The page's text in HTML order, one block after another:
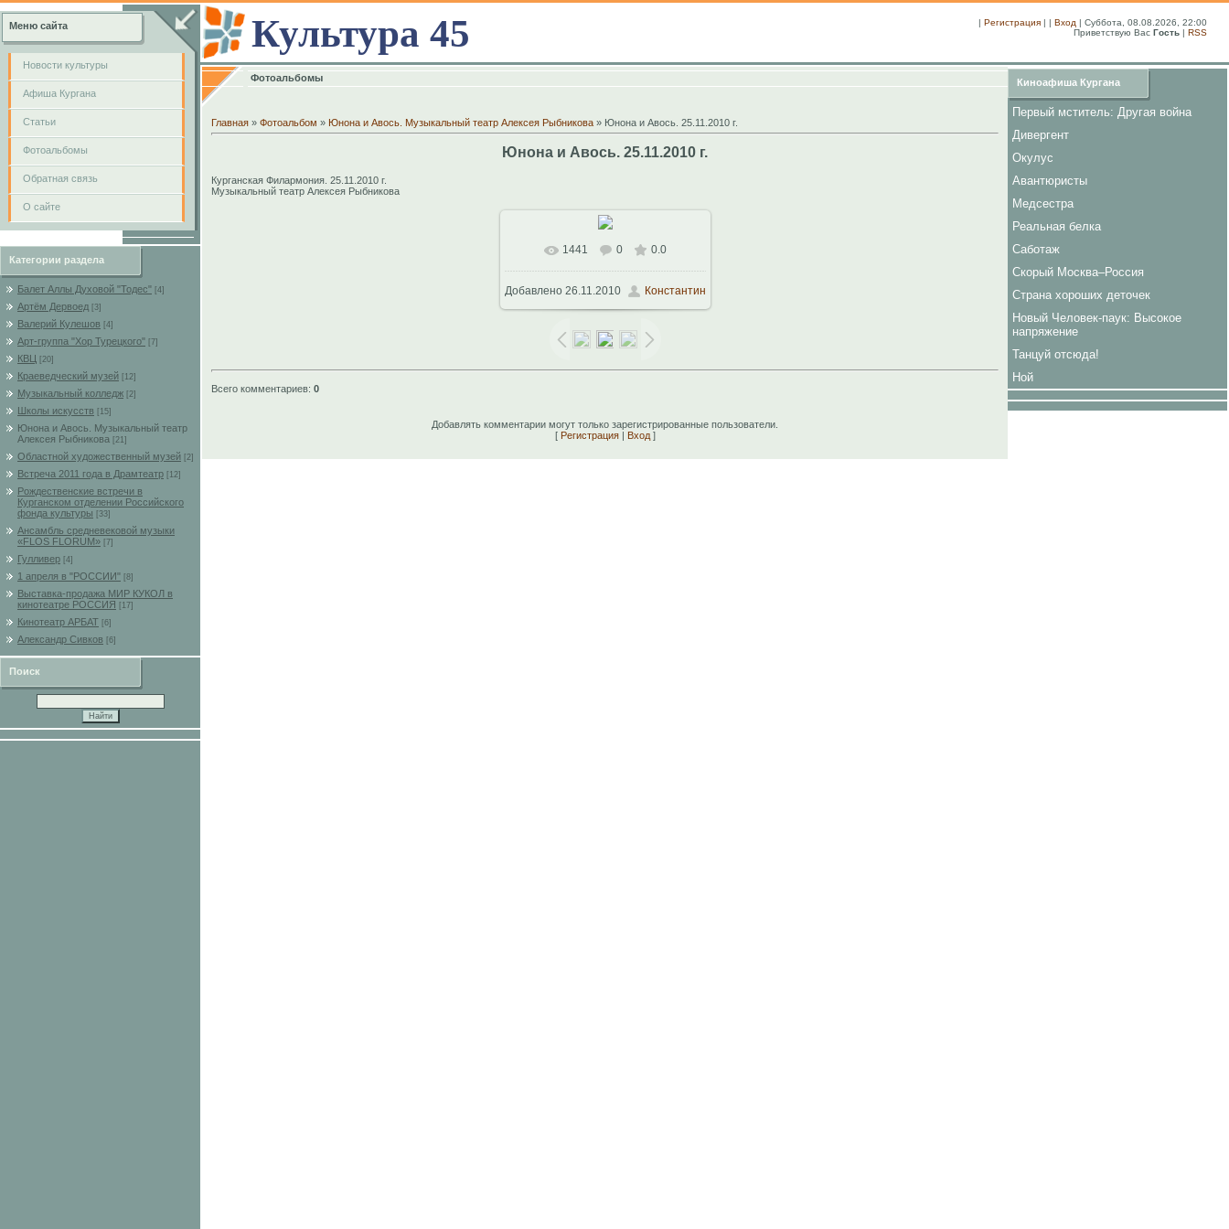
Меню сайта
Новости культуры
Афиша Кургана
Cтатьи
Фотоальбомы
Обратная связь
О сайте
Категории раздела
Балет Аллы Духовой "Тодес" [4]
Артём Дервоед [3]
Валерий Кулешов [4]
Арт-группа "Хор Турецкого" [7]
КВЦ [20]
Краеведческий музей [12]
Музыкальный колледж [2]
Школы искусств [15]
Юнона и Авось. Музыкальный театр
Алексея Рыбникова
[21]
Областной художественный музей [2]
Встреча 2011 года в Драмтеатр [12]
Рождественские встречи в
Курганском отделении Российского
фонда культуры
[33]
Ансамбль средневековой музыки
«FLOS FLORUM» [7]
Гулливер [4]
1 апреля в "РОССИИ" [8]
Выставка-продажа МИР КУКОЛ в
кинотеатре РОССИЯ
[17]
Кинотеатр АРБАТ [6]
Александр Сивков [6]
Поиск
Культура 45 | Регистрация | | Вход | Суббота, 08.08.2026, 22:00
Приветствую Вас Гость | RSS
Фотоальбомы
Главная » Фотоальбом » Юнона и Авось. Музыкальный театр Алексея Рыбникова » Юнона и Авось. 25.11.2010 г.
Юнона и Авось. 25.11.2010 г.
Курганская Филармония. 25.11.2010 г.
Музыкальный театр Алексея Рыбникова
В реальном размере 1024x768
222.6Kb
1441 0 0.0
Добавлено26.11.2010 Константин
Всего комментариев: 0
Добавлять комментарии могут только зарегистрированные пользователи.
[ Регистрация| Вход]
Киноафиша Кургана
Первый мститель: Другая война
Дивергент
Окулус
Авантюристы
Медсестра
Реальная белка
Саботаж
Скорый Москва–Россия
Страна хороших деточек
Новый Человек-паук: Высокое
напряжение
Танцуй отсюда!
Ной